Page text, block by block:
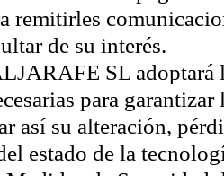
remitirles
de su interés.
SL adoptará
para
así su alteración,
estado de la